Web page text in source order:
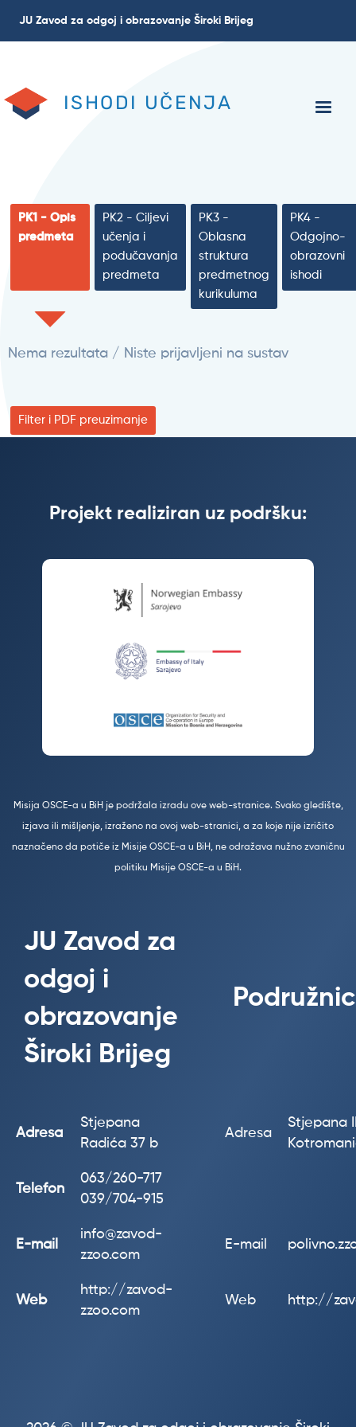
JU Zavod za odgoj i obrazovanje Široki Brijeg
ISHODI UČENJA
PK1 - Opis
predmeta
PK2 - Ciljevi
učenja i
podučavanja
predmeta
PK3 -
Oblasna
struktura
predmetnog
kurikuluma
PK4 -
Odgojno-
obrazovni
ishodi
Nema rezultata / Niste prijavljeni na sustav
Filter i PDF preuzimanje
Projekt realiziran uz podršku:
Misija OSCE-a u BiH je podržala izradu ove web-stranice. Svako gledište,
izjava ili mišljenje, izraženo na ovoj web-stranici, a za koje nije izričito
naznačeno da potiče iz Misije OSCE-a u BiH, ne odražava nužno zvaničnu
politiku Misije OSCE-a u BiH.
JU Zavod za
odgoj i
obrazovanje
Široki Brijeg
Adresa
Stjepana
Radića 37 b
Adresa
Stjepana
Telefon
063/260-717
039/704-915
E-mail
info@zavod-
zzoo.com
E-mail
Web
http://zavod-
zzoo.com
Web http://